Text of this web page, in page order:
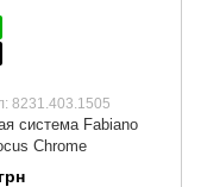
8231.403.1505
система Fabiano
Chrome